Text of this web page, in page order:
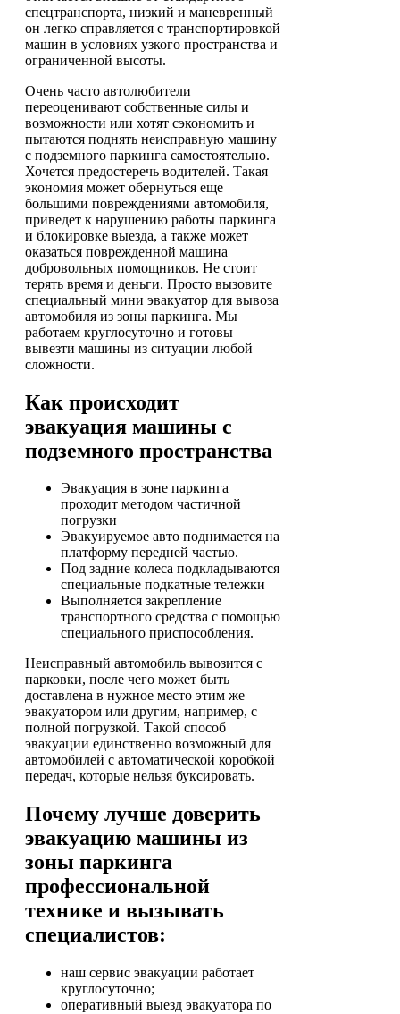
спецтранспорта, низкий и маневренный
он легко справляется с транспортировкой
машин в условиях узкого пространства и
ограниченной высоты.
Очень часто автолюбители
переоценивают собственные силы и
возможности или хотят сэкономить и
пытаются поднять неисправную машину
с подземного паркинга самостоятельно.
Хочется предостеречь водителей. Такая
экономия может обернуться еще
большими повреждениями автомобиля,
приведет к нарушению работы паркинга
и блокировке выезда, а также может
оказаться поврежденной машина
добровольных помощников. Не стоит
терять время и деньги. Просто вызовите
специальный мини эвакуатор для вывоза
автомобиля из зоны паркинга. Мы
работаем круглосуточно и готовы
вывезти машины из ситуации любой
сложности.
Как происходит
эвакуация машины с
подземного пространства
Эвакуация в зоне паркинга
проходит методом частичной
погрузки
Эвакуируемое авто поднимается на
платформу передней частью.
Под задние колеса подкладываются
специальные подкатные тележки
Выполняется закрепление
транспортного средства с помощью
специального приспособления.
Неисправный автомобиль вывозится с
парковки, после чего может быть
доставлена в нужное место этим же
эвакуатором или другим, например, с
полной погрузкой. Такой способ
эвакуации единственно возможный для
автомобилей с автоматической коробкой
передач, которые нельзя буксировать.
Почему лучше доверить
эвакуацию машины из
зоны паркинга
профессиональной
технике и вызывать
специалистов:
наш сервис эвакуации работает
круглосуточно;
оперативный выезд эвакуатора по